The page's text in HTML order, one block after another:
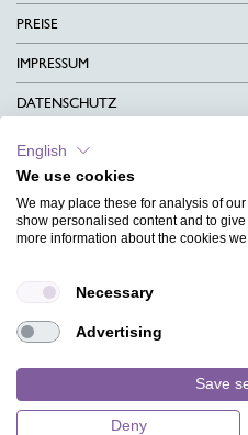
PREISE
IMPRESSUM
DATENSCHUTZ
KONTAKT
AGB
CHARITY
MAGAZIN
HILFE
English
We use cookies
We may place these for analysis of
show personalised content and to
more information about the cookies
Necessary
Advertising
Save
Deny